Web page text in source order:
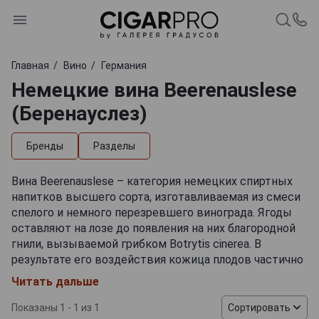
Главная Вино Германия
Немецкие вина Beerenauslese
(Беренауслез)
Бренды Разделы
Вина Beerenauslese – категория немецких спиртных
напитков высшего сорта, изготавливаемая из смеси
спелого и немного перезревшего винограда. Ягоды
оставляют на лозе до появления на них благородной
гнили, вызываемой грибком Botrytis cinerea. В
результате его воздействия кожица плодов частично
разрушается, а из мякоти испаряется значительная
часть влаги, благодаря чему урожай приобретает
концентрированный вкусоаромат. Для изготовления
Читать дальше
Показаны 1 - 1 из 1 Сортировать